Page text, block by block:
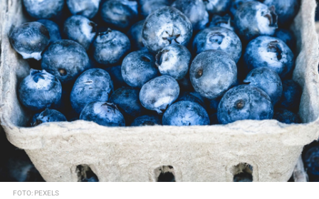
FOTO: PEXELS